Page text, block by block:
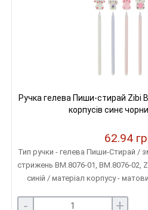
Ручка гелева Пиши-стирай Zibi
корпусів синє
62.94
Тип ручки - гелева Пиши-Стирай /
стрижень ВМ.8076-01, ВМ.8076-02,
синій / матеріал корпусу -
- +